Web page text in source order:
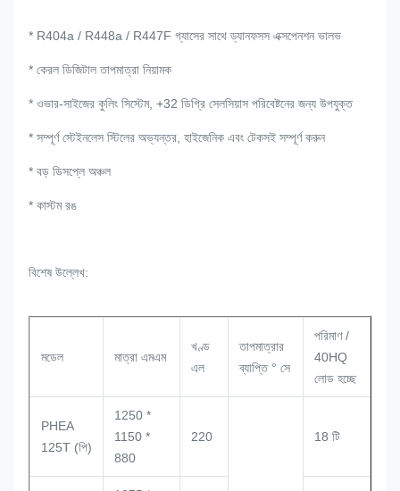
* R404a / R448a / R447F গ্যাসের সাথে ড্যানফসস এক্সপেনশন ভালভ
* কেরল ডিজিটাল তাপমাত্রা নিয়ামক
* ওভার-সাইজের কুলিং সিস্টেম, +32 ডিগ্রি সেলসিয়াস পরিবেষ্টনের জন্য উপযুক্ত
* সম্পূর্ণ স্টেইনলেস স্টিলের অভ্যন্তর, হাইজেনিক এবং টেকসই সম্পূর্ণ করুন
* বড় ডিসপ্লে অঞ্চল
* কাস্টম রঙ
বিশেষ উল্লেখ:
মডেল মাত্রা এমএম
খণ্ড
এল
তাপমাত্রার
ব্যাপ্তি ° সে
পরিমাণ /
40HQ
লোড হচ্ছে
PHEA
125T (পি)
1250 *
1150 *
880
220 18 টি